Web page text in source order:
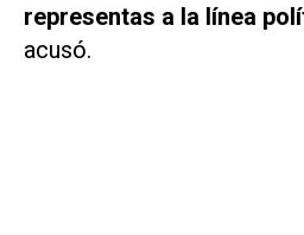
representas a la línea
acusó.